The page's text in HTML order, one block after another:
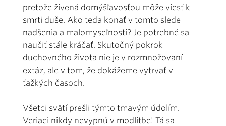
pretože živená domýšľavosťou môže viesť k
smrti duše. Ako teda konať v tomto slede
nadšenia a malomyseľnosti? Je potrebné sa
naučiť stále kráčať. Skutočný pokrok
duchovného života nie je v rozmnožovaní
extáz, ale v tom, že dokážeme vytrvať v
ťažkých časoch.
Všetci svätí prešli týmto tmavým údolím.
Veriaci nikdy nevypnú v modlitbe! Tá sa